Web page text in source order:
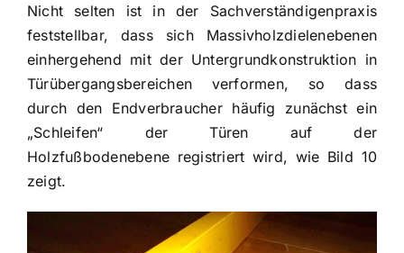
Nicht selten ist in der Sachverständigenpraxis
feststellbar, dass sich Massivholzdielenebenen
einhergehend mit der Untergrundkonstruktion in
Türübergangsbereichen verformen, so dass
durch den Endverbraucher häufig zunächst ein
„Schleifen“ der Türen auf der
Holzfußbodenebene registriert wird, wie Bild 10
zeigt.